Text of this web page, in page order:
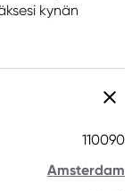
kynän
110090
Amsterdam